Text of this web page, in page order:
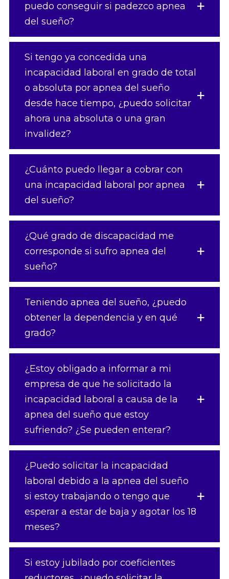
puedo conseguir si padezco apnea
del sueño?
Si tengo ya concedida una
incapacidad laboral en grado de total
o absoluta por apnea del sueño
desde hace tiempo, ¿puedo solicitar
ahora una absoluta o una gran
invalidez?
¿Cuánto puedo llegar a cobrar con
una incapacidad laboral por apnea
del sueño?
¿Qué grado de discapacidad me
corresponde si sufro apnea del
sueño?
Teniendo apnea del sueño, ¿puedo
obtener la dependencia y en qué
grado?
¿Estoy obligado a informar a mi
empresa de que he solicitado la
incapacidad laboral a causa de la
apnea del sueño que estoy
sufriendo? ¿Se pueden enterar?
¿Puedo solicitar la incapacidad
laboral debido a la apnea del sueño
si estoy trabajando o tengo que
esperar a estar de baja y agotar los 18
meses?
Si estoy jubilado por coeficientes